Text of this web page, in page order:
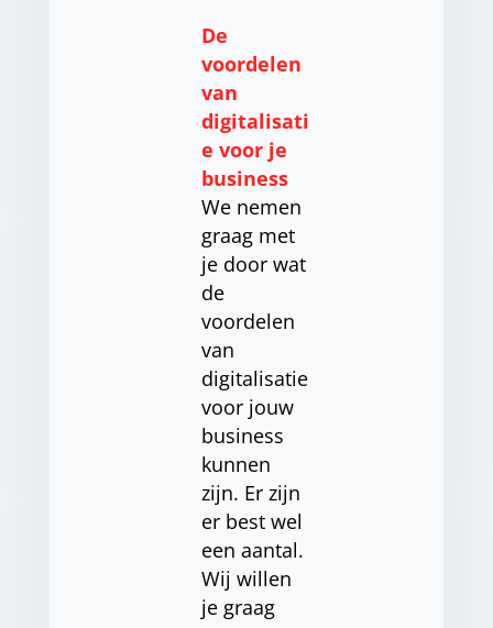
De
voordelen
van
digitalisati
e voor je
business
We nemen
graag met
je door wat
de
voordelen
van
digitalisatie
voor jouw
business
kunnen
zijn. Er zijn
er best wel
een aantal.
Wij willen
je graag